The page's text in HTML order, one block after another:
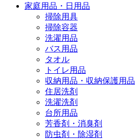
家庭用品・日用品
掃除用具
掃除容器
洗濯用品
バス用品
タオル
トイレ用品
収納用品・収納保護用品
住居洗剤
洗濯洗剤
台所用品
芳香剤・消臭剤
防虫剤・除湿剤